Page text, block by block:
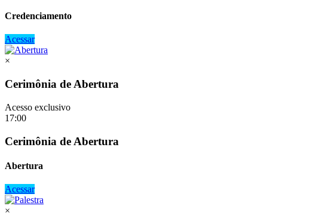
Credenciamento
Acessar
×
Cerimônia de Abertura
Acesso exclusivo
17:00
Cerimônia de Abertura
Abertura
Acessar
×